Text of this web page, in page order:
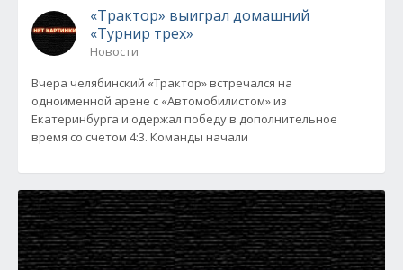
«Трактор» выиграл домашний
«Турнир трех»
Новости
Вчера челябинский «Трактор» встречался на
одноименной арене с «Автомобилистом» из
Екатеринбурга и одержал победу в дополнительное
время со счетом 4:3. Команды начали